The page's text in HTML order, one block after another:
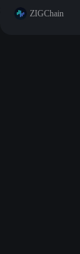
ZIGChain